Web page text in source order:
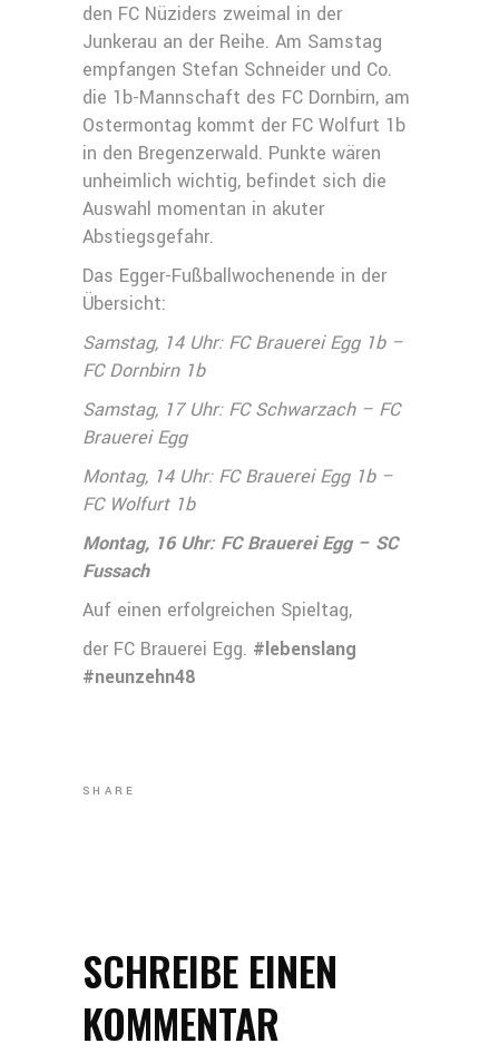
den FC Nüziders zweimal in der
Junkerau an der Reihe. Am Samstag
empfangen Stefan Schneider und Co.
die 1b-Mannschaft des FC Dornbirn, am
Ostermontag kommt der FC Wolfurt 1b
in den Bregenzerwald. Punkte wären
unheimlich wichtig, befindet sich die
Auswahl momentan in akuter
Abstiegsgefahr.
Das Egger-Fußballwochenende in der
Übersicht:
Samstag, 14 Uhr: FC Brauerei Egg 1b –
FC Dornbirn 1b
Samstag, 17 Uhr: FC Schwarzach – FC
Brauerei Egg
Montag, 14 Uhr: FC Brauerei Egg 1b –
FC Wolfurt 1b
Montag, 16 Uhr: FC Brauerei Egg – SC
Fussach
Auf einen erfolgreichen Spieltag,
der FC Brauerei Egg. #lebenslang
#neunzehn48
SHARE
SCHREIBE EINEN
KOMMENTAR